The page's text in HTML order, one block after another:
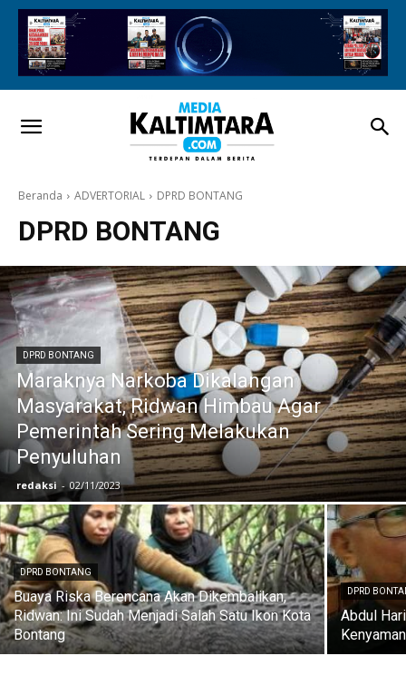
Beranda ADVERTORIAL DPRD BONTANG
DPRD BONTANG
DPRD BONTANG
Maraknya Narkoba Dikalangan
Masyarakat, Ridwan Himbau Agar
Pemerintah Sering Melakukan
Penyuluhan
redaksi - 02/11/2023
DPRD BONTANG
Buaya Riska Berencana Akan Dikembalikan,
Ridwan: Ini Sudah Menjadi Salah Satu Ikon Kota
Bontang
DPRD
Abdul